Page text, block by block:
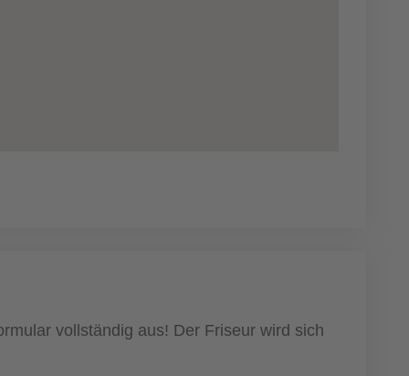
vollständig aus! Der Friseur wird sich